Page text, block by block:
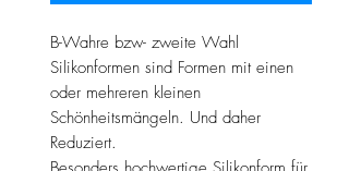
B-Wahre bzw- zweite Wahl
Silikonformen sind Formen mit einen
oder mehreren kleinen
Schönheitsmängeln. Und daher
Reduziert.